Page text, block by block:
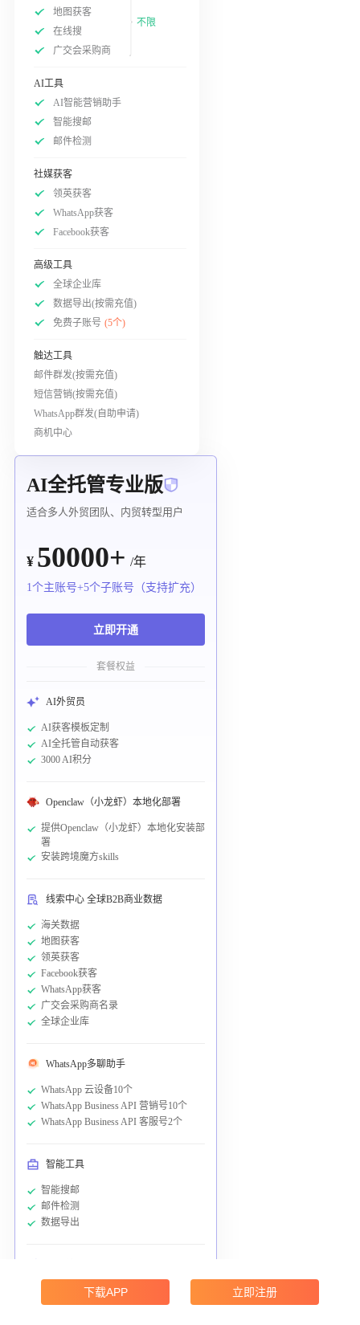
地图获客
在线搜
广交会采购商
不限
AI工具
AI智能营销助手
智能搜邮
邮件检测
社媒获客
领英获客
WhatsApp获客
Facebook获客
高级工具
全球企业库
数据导出(按需充值)
免费子账号 (5个)
触达工具
邮件群发(按需充值)
短信营销(按需充值)
WhatsApp群发(自助申请)
商机中心
AI全托管专业版
适合多人外贸团队、内贸转型用户
¥ 50000+ /年
1个主账号+5个子账号（支持扩充）
立即开通
套餐权益
AI外贸员
AI获客模板定制
AI全托管自动获客
3000 AI积分
Openclaw（小龙虾）本地化部署
提供Openclaw（小龙虾）本地化安装部
署
安装跨境魔方skills
线索中心 全球B2B商业数据
海关数据
地图获客
领英获客
Facebook获客
WhatsApp获客
广交会采购商名录
全球企业库
WhatsApp多聊助手
WhatsApp 云设备10个
WhatsApp Business API 营销号10个
WhatsApp Business API 客服号2个
智能工具
智能搜邮
邮件检测
数据导出
WhatsApp群发
邮件群发
下载APP 立即注册